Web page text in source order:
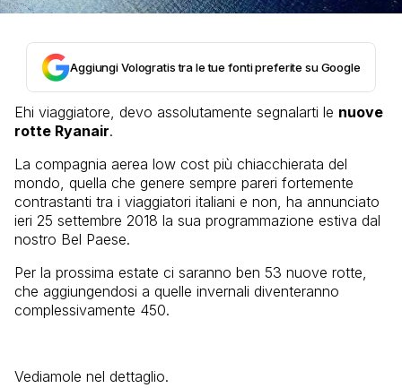
Aggiungi Vologratis tra le tue fonti preferite su Google
Ehi viaggiatore, devo assolutamente segnalarti le nuove
rotte Ryanair.
La compagnia aerea low cost più chiacchierata del
mondo, quella che genere sempre pareri fortemente
contrastanti tra i viaggiatori italiani e non, ha annunciato
ieri 25 settembre 2018 la sua programmazione estiva dal
nostro Bel Paese.
Per la prossima estate ci saranno ben 53 nuove rotte,
che aggiungendosi a quelle invernali diventeranno
complessivamente 450.
Vediamole nel dettaglio.